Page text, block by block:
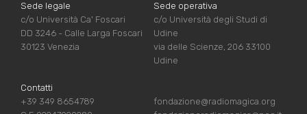
Sede legale
c/o Università Ca' Foscari
DD 3246 - Calle Larga Foscari
30123 Venezia
Sede operativa
c/o Università degli Studi di
Udine
via delle Scienze, 206 33100
Udine
Contatti
+39 349 8654789
fondazione@radiomagica.org